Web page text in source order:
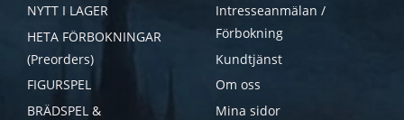
NYTT I LAGER
HETA FÖRBOKNINGAR
(Preorders)
FIGURSPEL
BRÄDSPEL &
Intresseanmälan /
Förbokning
Kundtjänst
Om oss
Mina sidor